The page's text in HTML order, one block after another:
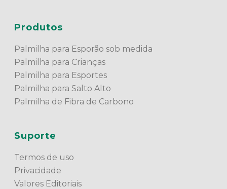
Produtos
Palmilha para Esporão sob medida
Palmilha para Crianças
Palmilha para Esportes
Palmilha para Salto Alto
Palmilha de Fibra de Carbono
Suporte
Termos de uso
Privacidade
Valores Editoriais